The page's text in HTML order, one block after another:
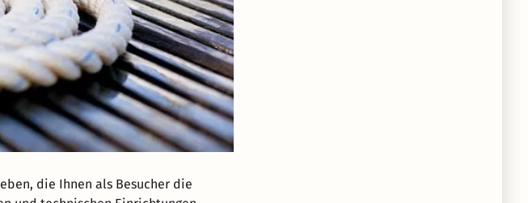
die Ihnen als Besucher die